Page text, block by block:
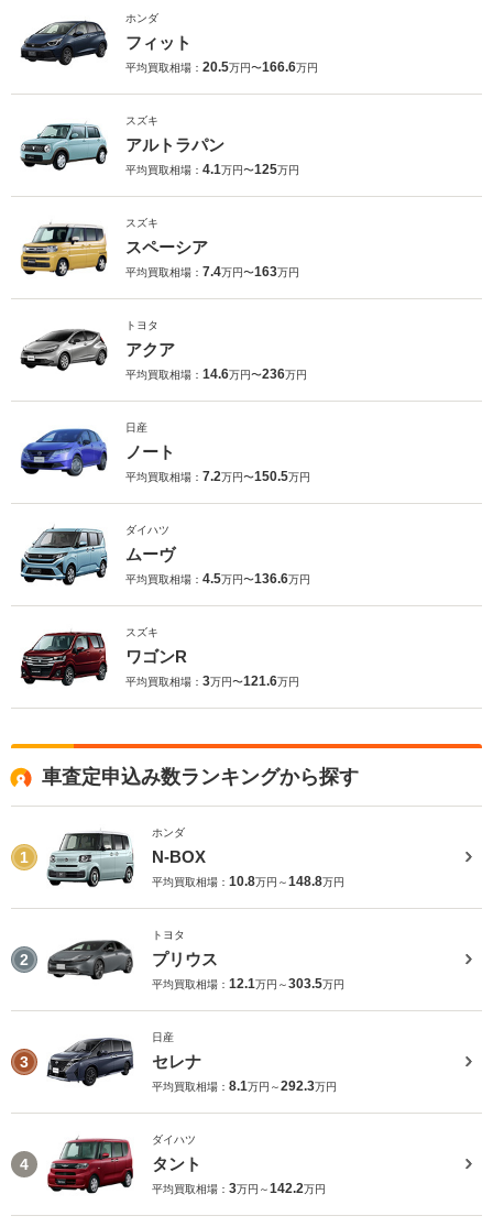
ホンダ
フィット
平均買取相場： 20.5万円〜166.6万円
スズキ
アルトラパン
平均買取相場： 4.1万円〜125万円
スズキ
スペーシア
平均買取相場： 7.4万円〜163万円
トヨタ
アクア
平均買取相場： 14.6万円〜236万円
日産
ノート
平均買取相場： 7.2万円〜150.5万円
ダイハツ
ムーヴ
平均買取相場： 4.5万円〜136.6万円
スズキ
ワゴンR
平均買取相場： 3万円〜121.6万円
車査定申込み数ランキングから探す
1
ホンダ
N-BOX
平均買取相場： 10.8万円～148.8万円
2
トヨタ
プリウス
平均買取相場： 12.1万円～303.5万円
3
日産
セレナ
平均買取相場： 8.1万円～292.3万円
4
ダイハツ
タント
平均買取相場： 3万円～142.2万円